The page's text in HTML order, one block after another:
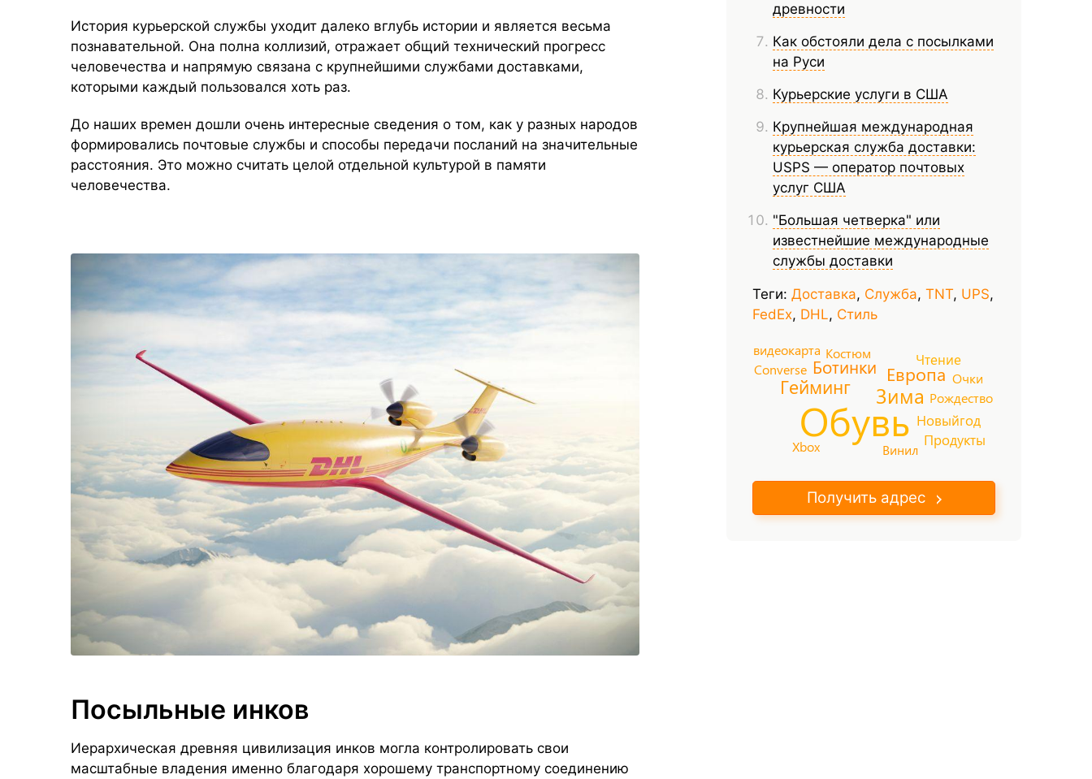
древности
Как обстояли дела с посылками
на Руси
Курьерские услуги в США
Крупнейшая международная
курьерская служба доставки:
USPS — оператор почтовых
услуг США
"Большая четверка" или
известнейшие международные
службы доставки
Теги:Доставка, Служба,TNT, UPS,
FedEx, DHL​, Стиль
Обувь
Зима
Гейминг
Европа
Ботинки Чтение
Новыйгод
Продукты
Рождество
Очки
Xbox Винил
Костюм
видеокарта
Converse
Получить адрес
История курьерской службы уходит далеко вглубь истории и является весьма
познавательной. Она полна коллизий, отражает общий технический прогресс
человечества и напрямую связана с крупнейшими службами доставками,
которыми каждый пользовался хоть раз.
До наших времен дошли очень интересные сведения о том, как у разных народов
формировались почтовые службы и способы передачи посланий на значительные
расстояния. Это можно считать целой отдельной культурой в памяти
человечества.
Посыльные инков
Иерархическая древняя цивилизация инков могла контролировать свои
масштабные владения именно благодаря хорошему транспортному соединению